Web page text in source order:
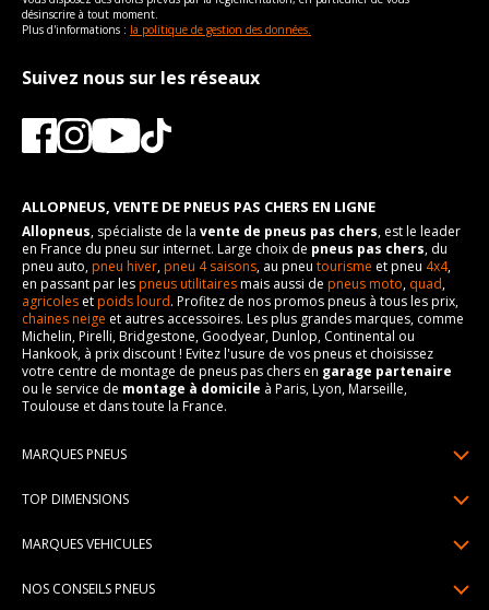
désinscrire à tout moment.
Plus d'informations : la politique de gestion des données.
Suivez nous sur les réseaux
ALLOPNEUS, VENTE DE PNEUS PAS CHERS EN LIGNE
Allopneus, spécialiste de la vente de pneus pas chers, est le leader
en France du pneu sur internet. Large choix de pneus pas chers, du
pneu auto,pneu hiver,pneu 4 saisons, au pneu tourisme et pneu 4x4,
en passant par lespneus utilitairesmais aussi de pneus moto, quad,
agricoles etpoids lourd. Profitez de nos promos pneus à tous les prix,
chaines neige et autres accessoires. Les plus grandes marques, comme
Michelin, Pirelli, Bridgestone, Goodyear, Dunlop, Continental ou
Hankook, à prix discount ! Evitez l'usure de vos pneus et choisissez
votre centre de montage de pneus pas chers en garage partenaire
ou le service de montage à domicile à Paris, Lyon, Marseille,
Toulouse et dans toute la France.
MARQUES PNEUS
Pneus Continental
TOP DIMENSIONS
195/65R15
MARQUES VEHICULES
NOS CONSEILS PNEUS